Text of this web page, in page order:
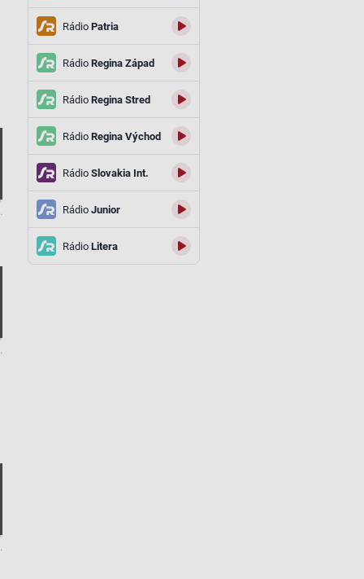
RádioPatria
RádioRegina Západ
RádioRegina Stred
RádioRegina Východ
RádioSlovakia Int.
RádioJunior
RádioLitera